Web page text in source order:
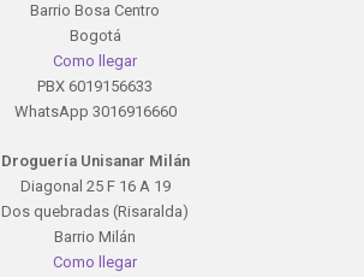
Barrio Bosa Centro
Bogotá
Como llegar
PBX 6019156633
WhatsApp 3016916660
Droguería Unisanar Milán
Diagonal 25 F 16 A 19
Dos quebradas (Risaralda)
Barrio Milán
Como llegar